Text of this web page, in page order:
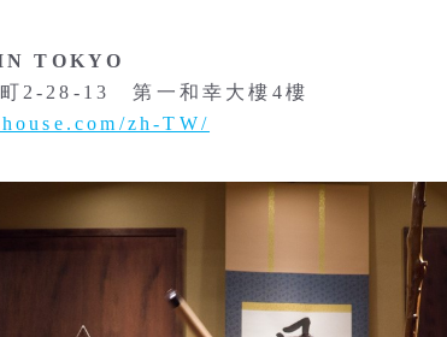
TOKYO
町2-28-13 第一和幸大樓4樓
zh-TW/